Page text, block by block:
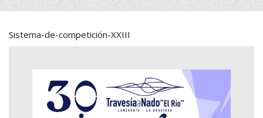
Sistema-de-competición-XXIII